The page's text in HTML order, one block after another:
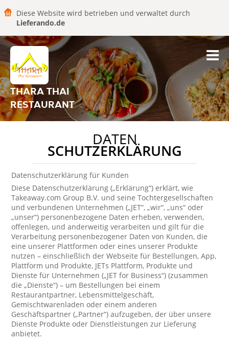
Diese Website wird betrieben und verwaltet durch
Lieferando.de
THARA THAI
RESTAURANT
DATEN
SCHUTZERKLÄRUNG
Datenschutzerklärung für Kunden
Diese Datenschutzerklärung („Erklärung“) erklärt, wie
Takeaway.com Group B.V. und seine Tochtergesellschaften
und verbundenen Unternehmen („JET“, „wir“, „uns“ oder
„unser“) personenbezogene Daten erheben, verwenden,
offenlegen, und anderweitig verarbeiten und gilt für die
Verarbeitung personenbezogener Daten von Kunden, die
eine unserer Plattformen oder eines unserer Produkte
nutzen – einschließlich der Webseite für Bestellungen, App,
Plattform und Produkte, JETs Plattform, Produkte und
Dienste für Unternehmen („JET for Business“) (zusammen
die „Dienste“) – um Bestellungen bei einem
Restaurantpartner, Lebensmittelgeschäft,
Gemischtwarenladen oder einem anderen
Geschäftspartner („Partner“) aufzugeben, der über unsere
Dienste Produkte oder Dienstleistungen zur Lieferung
anbietet.